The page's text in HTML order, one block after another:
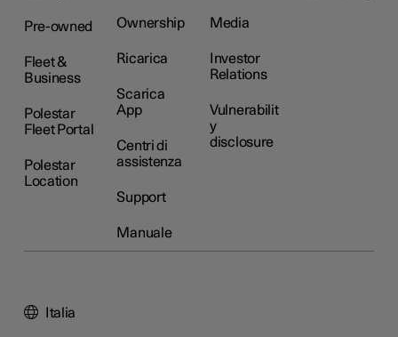
Pre-owned
Fleet &
Business
Polestar
Fleet Portal
Polestar
Location
Ownership
Ricarica
Scarica
App
Centri di
assistenza
Support
Manuale
Media
Investor
Relations
Vulnerabilit
y
disclosure
Italia